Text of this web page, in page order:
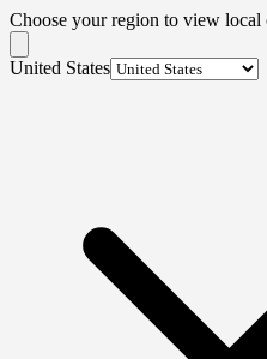
Choose your region to view local
United States